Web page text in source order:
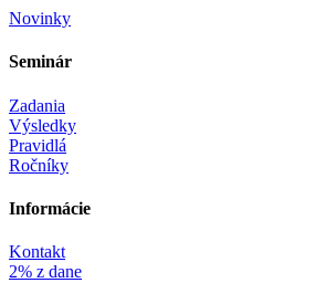
Novinky
Seminár‎
Zadania
Výsledky
Pravidlá
Ročníky
Informácie‎
Kontakt
2% z dane